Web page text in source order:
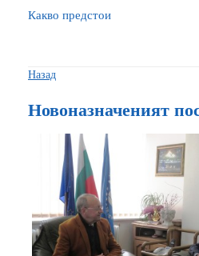
Какво предстои
Назад
Новоназначеният